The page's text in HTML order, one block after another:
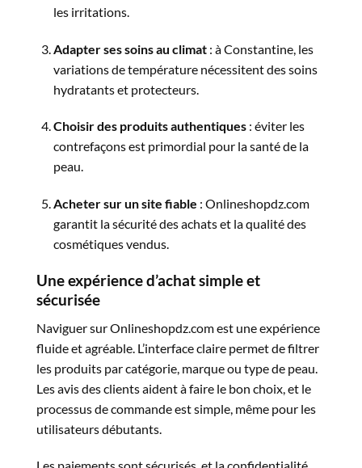
les irritations.
Adapter ses soins au climat: à Constantine, les
variations de température nécessitent des soins
hydratants et protecteurs.
Choisir des produits authentiques: éviter les
contrefaçons est primordial pour la santé de la
peau.
Acheter sur un site fiable : Onlineshopdz.com
garantit la sécurité des achats et la qualité des
cosmétiques vendus.
Une expérience d’achat simple et
sécurisée
Naviguer sur Onlineshopdz.com est une expérience
fluide et agréable. L’interface claire permet de filtrer
les produits par catégorie, marque ou type de peau.
Les avis des clients aident à faire le bon choix, et le
processus de commande est simple, même pour les
utilisateurs débutants.